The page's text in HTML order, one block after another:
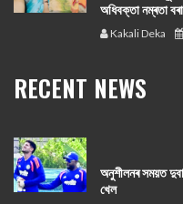
অধিবক্তা নম্ৰতা বৰা
Kakali Deka
RECENT NEWS
অনুশীলনৰ সময়ত
খেল